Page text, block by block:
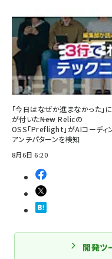
「今日はなぜか進まなかった」
が付いた――New Relicの
OSS「Preflight」がAIコーディ
アンチパターンを検知
8月6日 6:20
開発ツ